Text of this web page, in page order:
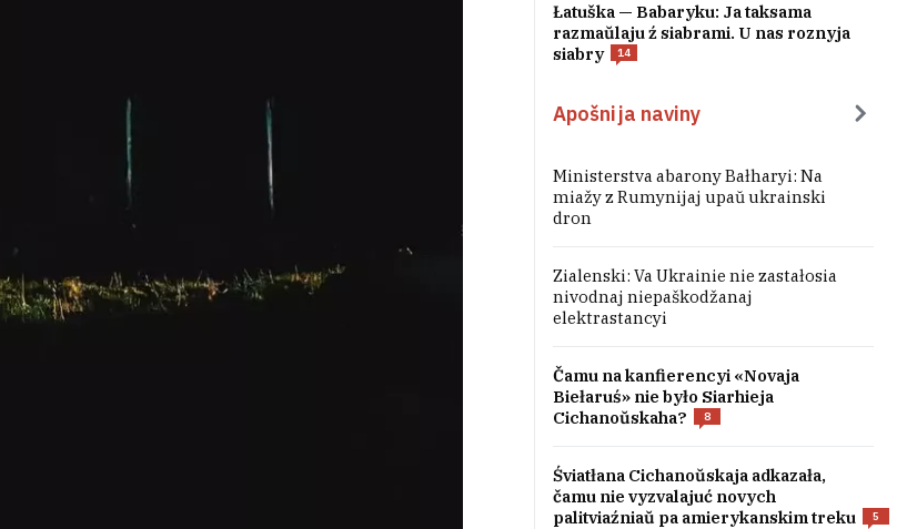
Łatuška — Babaryku: Ja taksama
razmaŭlaju ź siabrami. U nas roznyja
siabry
14
Apošnija naviny
Ministerstva abarony Bałharyi: Na
miažy z Rumynijaj upaŭ ukrainski
dron
Zialenski: Va Ukrainie nie zastałosia
nivodnaj niepaškodžanaj
elektrastancyi
Čamu na kanfierencyi «Novaja
Biełaruś» nie było Siarhieja
Cichanoŭskaha?
8
Śviatłana Cichanoŭskaja adkazała,
čamu nie vyzvalajuć novych
palitviaźniaŭ pa amierykanskim treku
5